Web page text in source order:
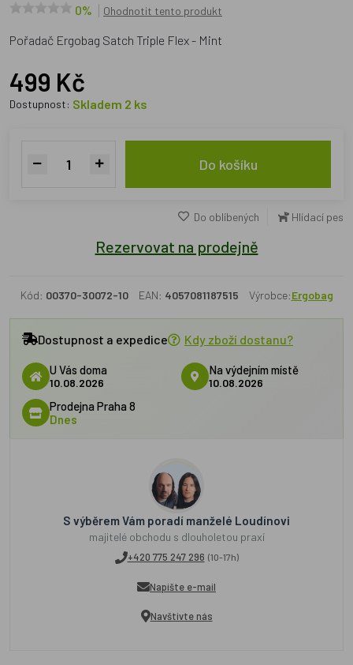
0% Ohodnotit tento produkt
Pořadač Ergobag Satch Triple Flex - Mint
499 Kč
Dostupnost: Skladem 2 ks
Do košíku
Do oblíbených Hlídací pes
Rezervovat na prodejně
Kód: 00370-30072-10 EAN: 4057081187515 Výrobce:Ergobag
Dostupnost a expedice Kdy zboží dostanu?
U Vás doma
10.08.2026
Na výdejním místě
10.08.2026
Prodejna Praha 8
Dnes
S výběrem Vám poradí manželé Loudínovi
majitelé obchodu s dlouholetou praxí
+420 775 247 296 (10-17h)
Napište e-mail
Navštivte nás